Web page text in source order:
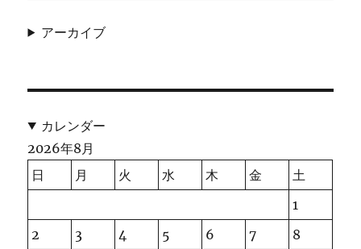
アーカイブ
カレンダー
2026年8月
日
月 火 水 木 金
土
1
2
3 4 5 6 7
8